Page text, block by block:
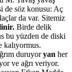
de söz konusu: Aç
da var. Sitemiz
Birde delik
bu yüzden de diski
kalıyormus.
duruyoryan her
ve ağrı veriyor.